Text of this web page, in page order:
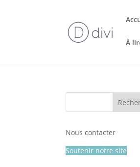
À
Nous contacter
Soutenir notre site